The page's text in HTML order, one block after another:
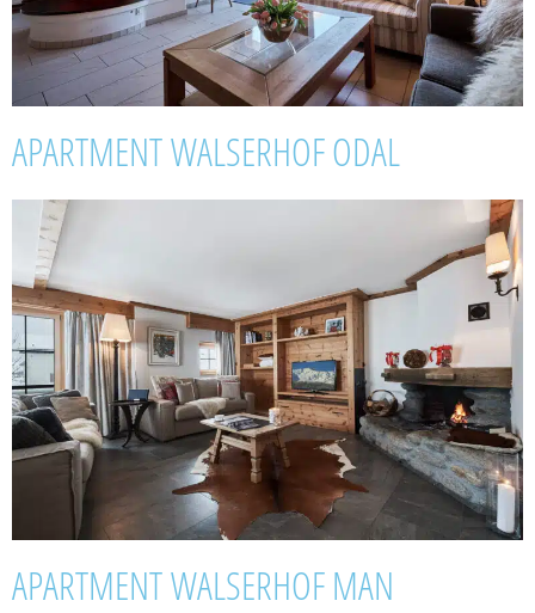
APARTMENT WALSERHOF ODAL
APARTMENT WALSERHOF MAN